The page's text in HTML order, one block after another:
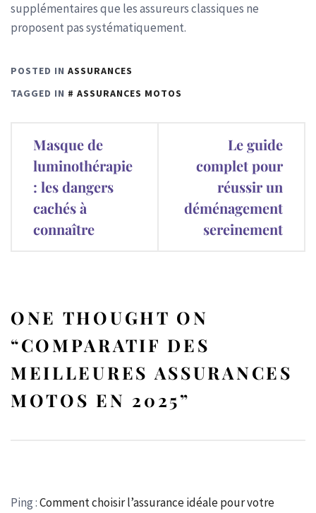
supplémentaires que les assureurs classiques ne
proposent pas systématiquement.
POSTED IN ASSURANCES
TAGGED IN
ASSURANCES MOTOS
Navigation
l’article
Masque de
luminothérapie
: les dangers
cachés à
connaître
Le guide
complet pour
réussir un
déménagement
sereinement
ONE THOUGHT ON
“COMPARATIF DES
MEILLEURES ASSURANCES
MOTOS EN 2025”
Ping :Comment choisir l’assurance idéale pour votre